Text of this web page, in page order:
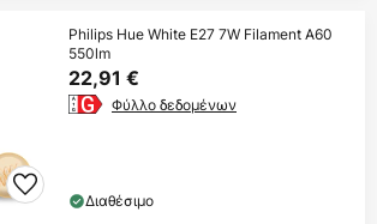
Philips Hue White E27 7W Filament A60
550lm
22,91 €
Φύλλο δεδομένων
Διαθέσιμο